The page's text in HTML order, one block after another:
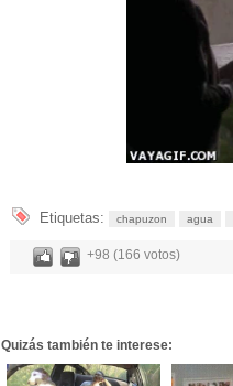
Etiquetas: chapuzon agua
+98 (166 votos)
Quizás también te interese: